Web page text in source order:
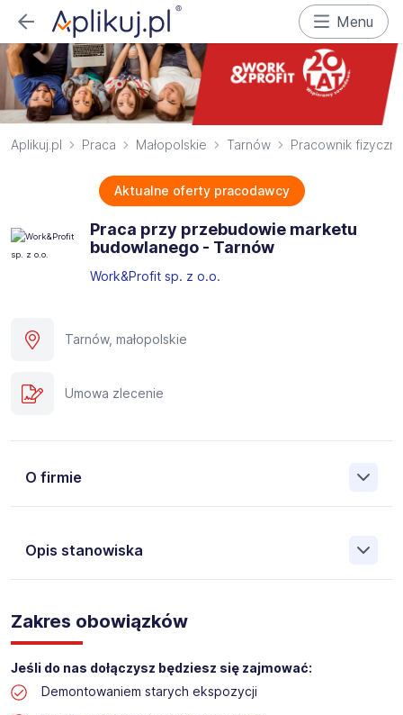
Menu
Aplikuj.pl Praca Małopolskie Tarnów Pracownik fizyczny
Aktualne oferty pracodawcy
Praca przy przebudowie marketu
budowlanego - Tarnów
Work&Profit sp. z o.o.
Tarnów, małopolskie
Umowa zlecenie
O firmie
Opis stanowiska
Pośrednictwa Pracy i Doradztwa Personalnego Work &
Profit jest obecnie jedną z największych niezależnych
polskich agencji zatrudnienia. W ciągu wielu lat naszej
działalności daliśmy pracę przeszło 50 000 pracowników
w całym kraju. Skutecznie znajdujemy pracowników dla
największych firm, jak również małych rodzinnych
Zakres obowiązków
Jeśli do nas dołączysz będziesz się zajmować:
Demontowaniem starych ekspozycji